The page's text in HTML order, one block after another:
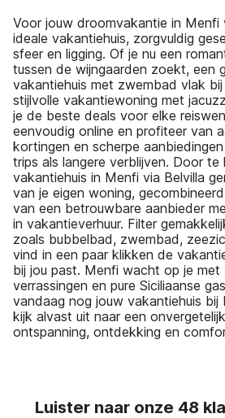
Voor jouw droomvakantie in Menfi
ideale vakantiehuis, zorgvuldig
sfeer en ligging. Of je nu een
tussen de wijngaarden zoekt, een
vakantiehuis met zwembad vlak
stijlvolle vakantiewoning met
je de beste deals voor elke
eenvoudig online en profiteer van
kortingen en scherpe
trips als langere verblijven. Door
vakantiehuis in Menfi via Belvilla
van je eigen woning,
van een betrouwbare aanbieder
in vakantieverhuur. Filter
zoals bubbelbad, zwembad,
vind in een paar klikken de
bij jou past. Menfi wacht op je met
verrassingen en pure Siciliaanse
vandaag nog jouw vakantiehuis bij
kijk alvast uit naar een
ontspanning, ontdekking en
Luister naar onze 48